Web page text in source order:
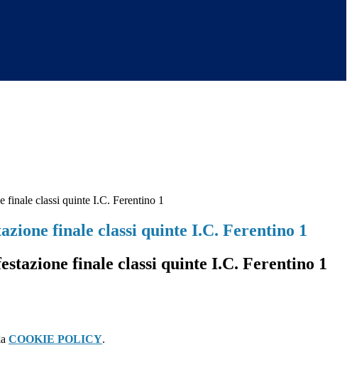
finale classi quinte I.C. Ferentino 1
finale classi quinte I.C. Ferentino 1
finale classi quinte I.C. Ferentino 1
COOKIE POLICY.